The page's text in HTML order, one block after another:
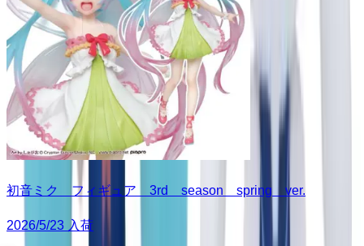
初音ミク フィギュア 3rd season spring ver.
2026/5/23 入荷